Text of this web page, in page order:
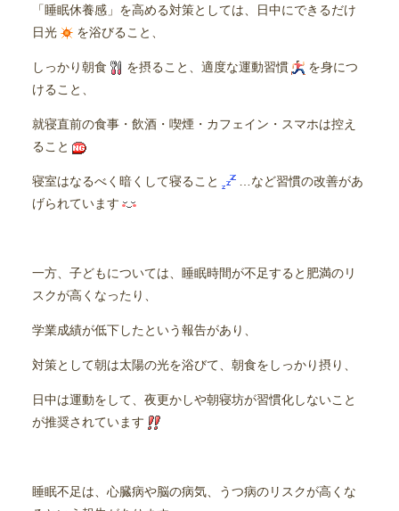
「睡眠休養感」を高める対策としては、日中にできるだけ
日光
を浴びること、
しっかり朝食 を摂ること、適度な運動習慣
を身につ
けること、
就寝直前の食事・飲酒・喫煙・カフェイン・スマホは控え
ること
寝室はなるべく暗くして寝ること
…など習慣の改善があ
げられています
一方、子どもについては、睡眠時間が不足すると肥満のリ
スクが高くなったり、
学業成績が低下したという報告があり、
対策として朝は太陽の光を浴びて、朝食をしっかり摂り、
日中は運動をして、夜更かしや朝寝坊が習慣化しないこと
が推奨されています
睡眠不足は、心臓病や脳の病気、うつ病のリスクが高くな